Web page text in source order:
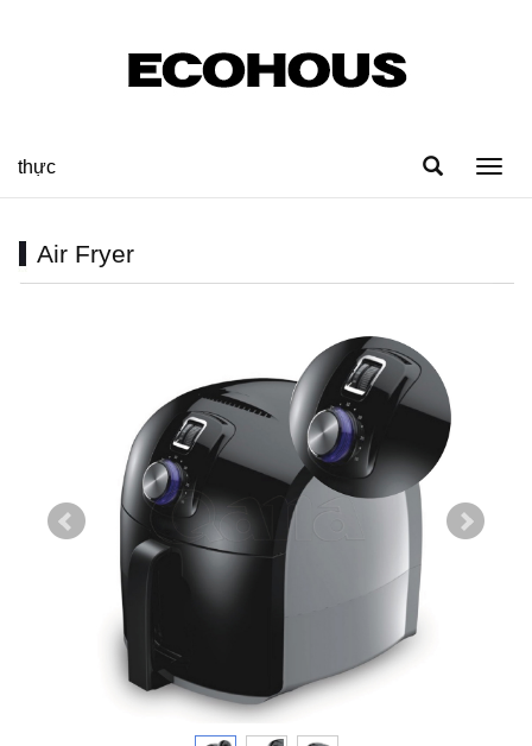
thực
Air Fryer